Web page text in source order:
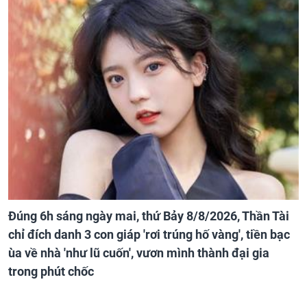
Đúng 6h sáng ngày mai, thứ Bảy 8/8/2026, Thần Tài
chỉ đích danh 3 con giáp 'rơi trúng hố vàng', tiền bạc
ùa về nhà 'như lũ cuốn', vươn mình thành đại gia
trong phút chốc